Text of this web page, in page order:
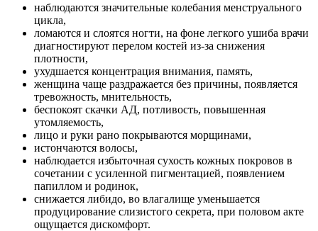
наблюдаются значительные колебания менструального
цикла,
ломаются и слоятся ногти, на фоне легкого ушиба врачи
диагностируют перелом костей из-за снижения
плотности,
ухудшается концентрация внимания, память,
женщина чаще раздражается без причины, появляется
тревожность, мнительность,
беспокоят скачки АД, потливость, повышенная
утомляемость,
лицо и руки рано покрываются морщинами,
истончаются волосы,
наблюдается избыточная сухость кожных покровов в
сочетании с усиленной пигментацией, появлением
папиллом и родинок,
снижается либидо, во влагалище уменьшается
продуцирование слизистого секрета, при половом акте
ощущается дискомфорт.